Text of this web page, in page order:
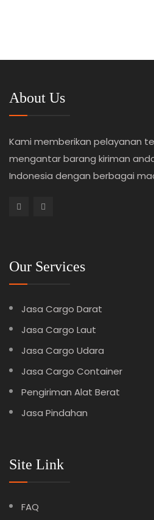
About Us
Kami memberikan pelayanan
mengantar barang kiriman
Indonesia dengan berbagai
Our Services
Jasa Cargo Darat
Jasa Cargo Laut
Jasa Cargo Udara
Jasa Cargo Container
Pengiriman Alat Berat
Jasa Pindahan
Site Link
FAQ